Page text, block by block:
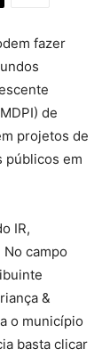
fazer
de
projetos de
públicos em
IR,
campo
&
o município
basta clicar